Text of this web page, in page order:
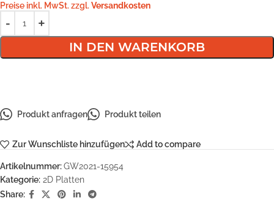
Preise inkl. MwSt. zzgl. Versandkosten
IN DEN WARENKORB
Produkt anfragen Produkt teilen
Zur Wunschliste hinzufügen Add to compare
Artikelnummer:GW2021-15954
Kategorie: 2D Platten
Share: